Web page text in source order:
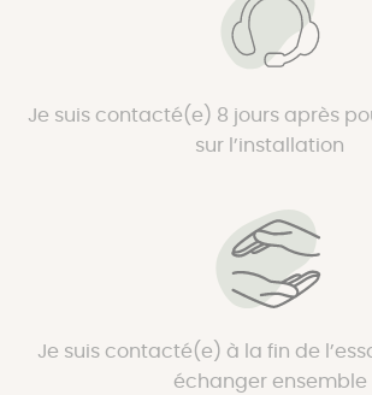
Je suis contacté(e) 8 jours après
sur l’installation
Je suis contacté(e) à la fin de
échanger ensemble